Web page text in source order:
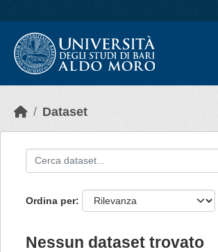
Dataset
Ordina per
Nessun dataset trovato